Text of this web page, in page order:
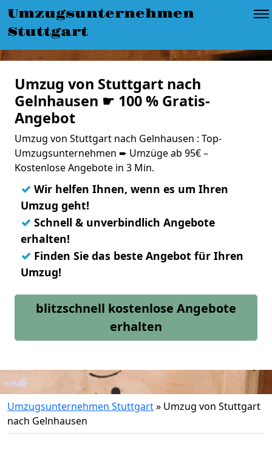
Umzugsunternehmen
Stuttgart
Umzug von Stuttgart nach
Gelnhausen ☛ 100 % Gratis-
Angebot
Umzug von Stuttgart nach Gelnhausen : Top-
Umzugsunternehmen ➨ Umzüge ab 95€ –
Kostenlose Angebote in 3 Min.
✓ Wir helfen Ihnen, wenn es um Ihren
Umzug geht!
✓ Schnell & unverbindlich Angebote
erhalten!
✓ Finden Sie das beste Angebot für Ihren
Umzug!
blitzschnell kostenlose Angebote
erhalten
Umzugsunternehmen Stuttgart» Umzug von Stuttgart
nach Gelnhausen